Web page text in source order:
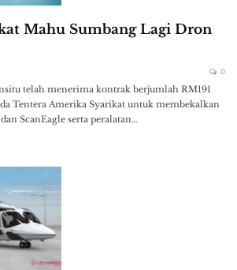
Mahu Sumbang Lagi Dron
0
telah menerima kontrak berjumlah RM191
Tentera Amerika Syarikat untuk membekalkan
ScanEagle serta peralatan…